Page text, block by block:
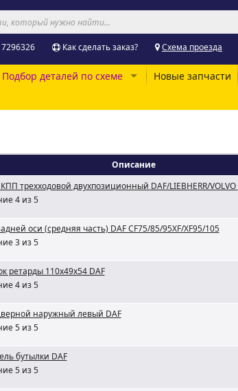
Как сделать заказ? Схема проезда
Подбор деталей по схеме Новые запчасти
Описание
трехходовой двухпозиционный DAF/LIEBHERR/VOLVO
4 из 5
оси (средняя часть) DAF CF75/85/95XF/XF95/105
3 из 5
ретарды 110x49x54 DAF
4 из 5
наружный левый DAF
5 из 5
бутылки DAF
5 из 5